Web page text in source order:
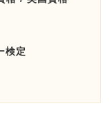
検定